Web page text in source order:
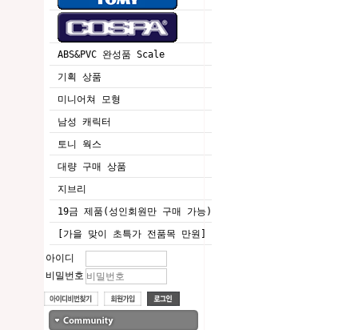
ABS&PVC 완성품 Scale
기획 상품
미니어쳐 모형
남성 캐릭터
토니 웍스
대량 구매 상품
지브리
19금 제품(성인회원만 구매 가능)
[가을 맞이 초특가 전품목 만원]
아이디
비밀번호